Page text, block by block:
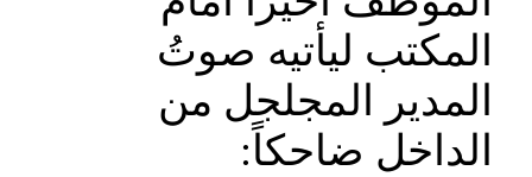
المكتب ليأتيه صوتُ
المدير المجلجل من
الداخل ضاحكاً: